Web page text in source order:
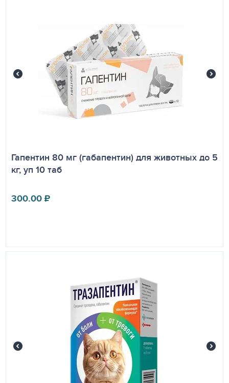
Гапентин 80 мг (габапентин) для животных до 5
кг, уп 10 таб
300.00₽